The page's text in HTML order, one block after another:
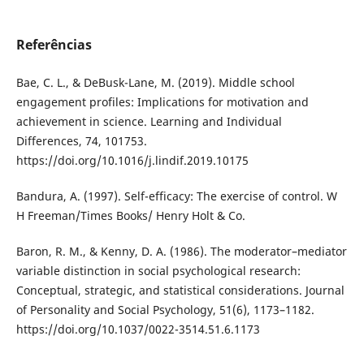
Referências
Bae, C. L., & DeBusk-Lane, M. (2019). Middle school
engagement profiles: Implications for motivation and
achievement in science. Learning and Individual
Differences, 74, 101753.
https://doi.org/10.1016/j.lindif.2019.10175
Bandura, A. (1997). Self-efficacy: The exercise of control. W
H Freeman/Times Books/ Henry Holt & Co.
Baron, R. M., & Kenny, D. A. (1986). The moderator–mediator
variable distinction in social psychological research:
Conceptual, strategic, and statistical considerations. Journal
of Personality and Social Psychology, 51(6), 1173–1182.
https://doi.org/10.1037/0022-3514.51.6.1173